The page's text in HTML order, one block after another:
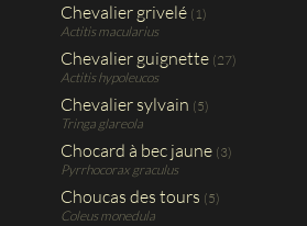
Chevalier grivelé (1)
Actitis macularius
Chevalier guignette (27)
Actitis hypoleucos
Chevalier sylvain (5)
Tringa glareola
Chocard à bec jaune (3)
Pyrrhocorax graculus
Choucas des tours (5)
Coleus monedula